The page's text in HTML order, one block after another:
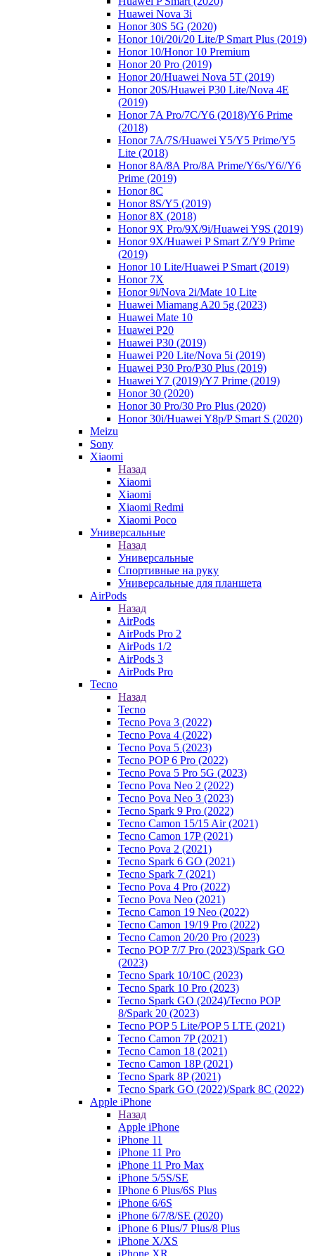
Huawei Nova 3i
Honor 30S 5G (2020)
Honor 10i/20i/20 Lite/P Smart Plus (2019)
Honor 10/Honor 10 Premium
Honor 20 Pro (2019)
Honor 20/Huawei Nova 5T (2019)
Honor 20S/Huawei P30 Lite/Nova 4E
(2019)
Honor 7A Pro/7C/Y6 (2018)/Y6 Prime
(2018)
Honor 7A/7S/Huawei Y5/Y5 Prime/Y5
Lite (2018)
Honor 8A/8A Pro/8A Prime/Y6s/Y6//Y6
Prime (2019)
Honor 8C
Honor 8S/Y5 (2019)
Honor 8X (2018)
Honor 9X Pro/9X/9i/Huawei Y9S (2019)
Honor 9X/Huawei P Smart Z/Y9 Prime
(2019)
Honor 10 Lite/Huawei P Smart (2019)
Honor 7X
Honor 9i/Nova 2i/Mate 10 Lite
Huawei Miamang A20 5g (2023)
Huawei Mate 10
Huawei P20
Huawei P30 (2019)
Huawei P20 Lite/Nova 5i (2019)
Huawei P30 Pro/P30 Plus (2019)
Huawei Y7 (2019)/Y7 Prime (2019)
Honor 30 (2020)
Honor 30 Pro/30 Pro Plus (2020)
Honor 30i/Huawei Y8p/P Smart S (2020)
Meizu
Sony
Xiaomi
Назад
Xiaomi
Xiaomi
Xiaomi Redmi
Xiaomi Poco
Универсальные
Назад
Универсальные
Спортивные на руку
Универсальные для планшета
AirPods
Назад
AirPods
AirPods Pro 2
AirPods 1/2
AirPods 3
AirPods Pro
Tecno
Назад
Tecno
Tecno Pova 3 (2022)
Tecno Pova 4 (2022)
Tecno Pova 5 (2023)
Tecno POP 6 Pro (2022)
Tecno Pova 5 Pro 5G (2023)
Tecno Pova Neo 2 (2022)
Tecno Pova Neo 3 (2023)
Tecno Spark 9 Pro (2022)
Tecno Camon 15/15 Air (2021)
Tecno Camon 17P (2021)
Tecno Pova 2 (2021)
Tecno Spark 6 GO (2021)
Tecno Spark 7 (2021)
Tecno Pova 4 Pro (2022)
Tecno Pova Neo (2021)
Tecno Camon 19 Neo (2022)
Tecno Camon 19/19 Pro (2022)
Tecno Camon 20/20 Pro (2023)
Tecno POP 7/7 Pro (2023)/Spark GO
(2023)
Tecno Spark 10/10C (2023)
Tecno Spark 10 Pro (2023)
Tecno Spark GO (2024)/Tecno POP
8/Spark 20 (2023)
Tecno POP 5 Lite/POP 5 LTE (2021)
Tecno Camon 7P (2021)
Tecno Camon 18 (2021)
Tecno Camon 18P (2021)
Tecno Spark 8P (2021)
Tecno Spark GO (2022)/Spark 8C (2022)
Apple iPhone
Назад
Apple iPhone
iPhone 11
iPhone 11 Pro
iPhone 11 Pro Max
iPhone 5/5S/SE
IPhone 6 Plus/6S Plus
iPhone 6/6S
iPhone 6/7/8/SE (2020)
iPhone 6 Plus/7 Plus/8 Plus
iPhone X/XS
iPhone XR